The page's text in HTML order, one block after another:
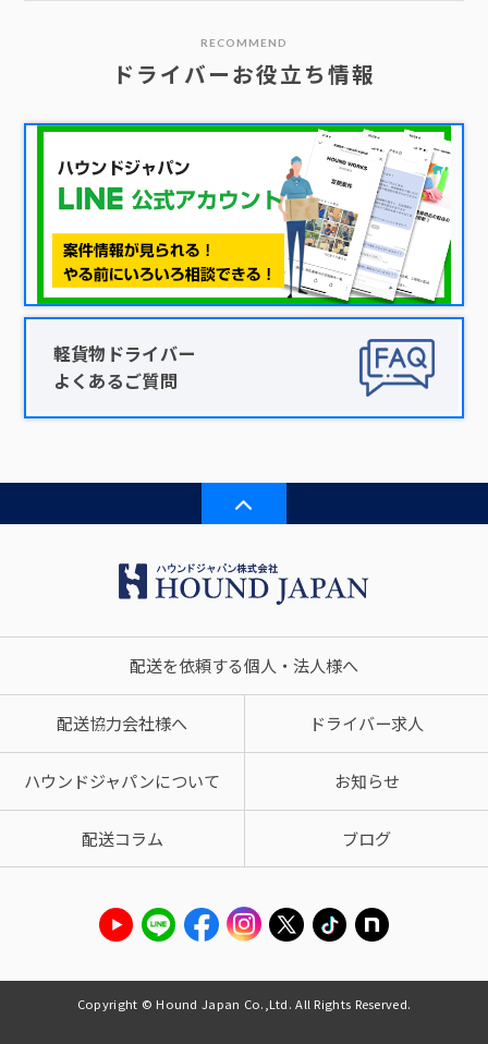
RECOMMEND
ドライバーお役立ち情報
軽貨物ドライバー
よくあるご質問
配送を依頼する個人・法人様へ
配送協力会社様へ ドライバー求人
ハウンドジャパンについて お知らせ
配送コラム ブログ
Copyright © Hound Japan Co.,Ltd. All Rights Reserved.